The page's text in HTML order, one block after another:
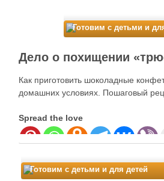
Готовим с детьми и
Дело о похищении
Как приготовить шоколадные
домашних условиях. Пошаговый
Spread the love
Готовим с детьми и для детей